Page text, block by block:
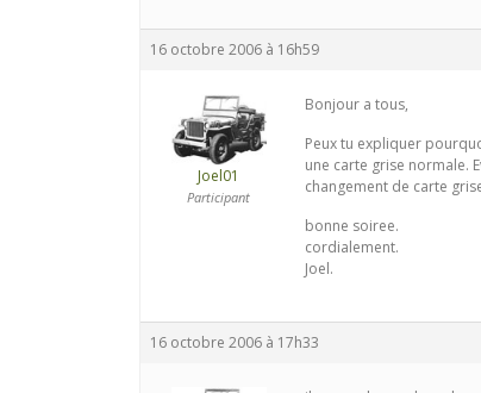
16 octobre 2006 à 16h59
Joel01
Participant
Bonjour a tous,
Peux tu expliquer
une carte grise normale.
changement de carte
bonne soiree.
cordialement.
Joel.
16 octobre 2006 à 17h33